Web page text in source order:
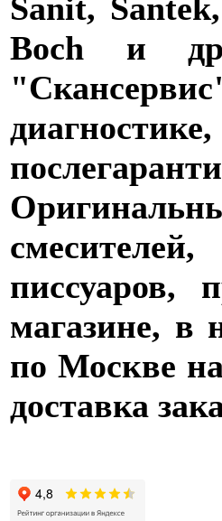
Sanit,
Boch и
писсуаров,
магазине, в
по Москве
доставка